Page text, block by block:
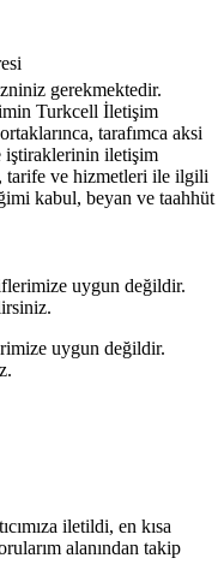
gerekmektedir.
Turkcell İletişim
tarafımca aksi
iştiraklerinin iletişim
tarife ve hizmetleri ile ilgili
kabul, beyan ve taahhüt
uygun değildir.
uygun değildir.
iletildi, en kısa
alanından takip